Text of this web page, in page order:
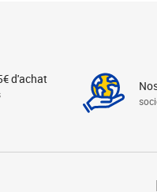
d'achat